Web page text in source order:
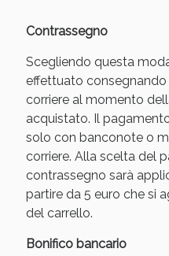
Contrassegno
Scegliendo questa
effettuato
corriere al momento
acquistato. Il
solo con banconote o
corriere. Alla scelta del
contrassegno sarà
partire da 5 euro che si
del carrello.
Bonifico bancario